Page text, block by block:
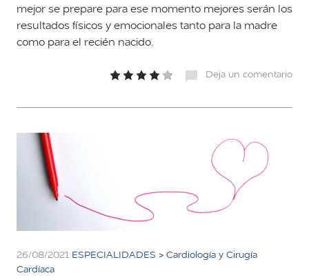
mejor se prepare para ese momento mejores serán los
resultados físicos y emocionales tanto para la madre
como para el recién nacido.
Deja un comentario
26/08/2021 ESPECIALIDADES > Cardiología y Cirugía
Cardíaca